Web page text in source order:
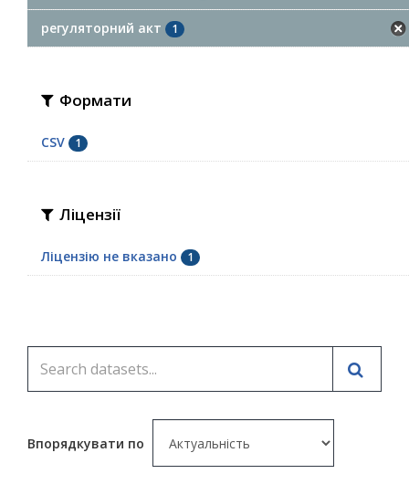
регуляторний акт 1
Формати
CSV 1
Ліцензії
Ліцензію не вказано 1
Впорядкувати по